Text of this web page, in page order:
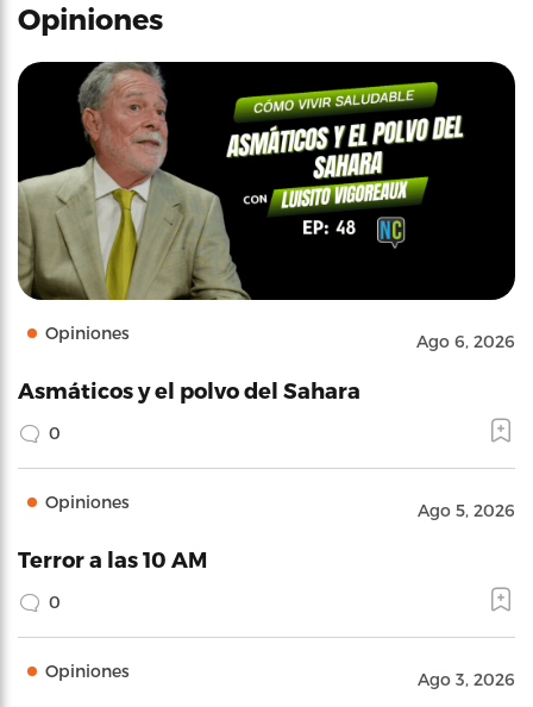
Opiniones
Opiniones Ago 6, 2026
Asmáticos y el polvo del Sahara
0
Opiniones Ago 5, 2026
Terror a las 10 AM
0
Opiniones Ago 3, 2026